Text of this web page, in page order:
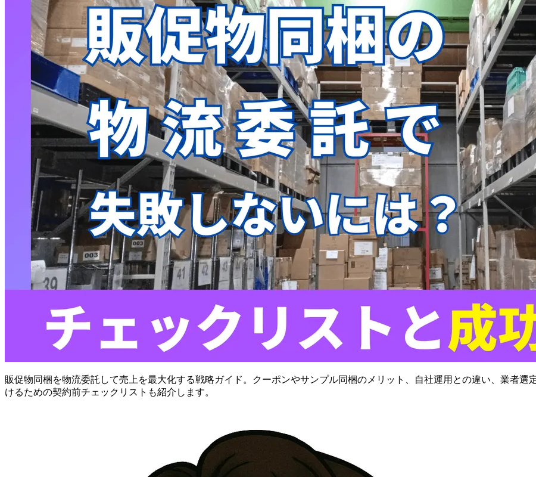
販促物同梱を物流委託して売上を最大化する戦略ガイド。クーポンやサンプル同梱のメリット、自社運用との違い、業者
けるための契約前チェックリストも紹介します。